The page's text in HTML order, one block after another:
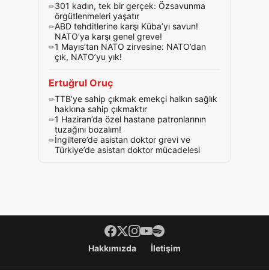
301 kadın, tek bir gerçek: Özsavunma
örgütlenmeleri yaşatır
ABD tehditlerine karşı Küba’yı savun!
NATO’ya karşı genel greve!
1 Mayıs’tan NATO zirvesine: NATO’dan
çık, NATO’yu yık!
Ertuğrul Oruç
TTB’ye sahip çıkmak emekçi halkın sağlık
hakkına sahip çıkmaktır
1 Haziran’da özel hastane patronlarının
tuzağını bozalım!
İngiltere’de asistan doktor grevi ve
Türkiye’de asistan doktor mücadelesi
Footer menüHakkımızda İletişim